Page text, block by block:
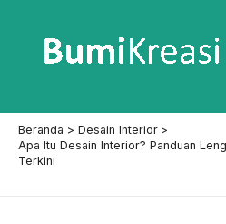
konten
Beranda
Desain Interior
Apa Itu Desain Interior? Panduan
Terkini